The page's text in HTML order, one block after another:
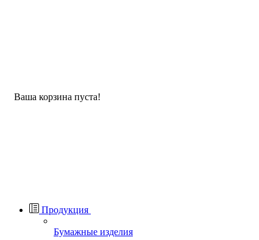
Ваша корзина пуста!
Продукция
Бумажные изделия